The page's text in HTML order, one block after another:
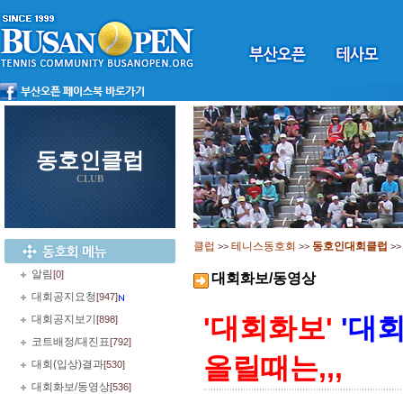
동호인클럽
CLUB
알림[0]
대회공지요청[947]
대회공지보기 [898]
코트배정/대진표[792]
대회(입상)결과[530]
대회화보/동영상[536]
클럽 >> 테니스동호회 >> 동호인대회클럽 >>
대회화보/동영상
'대회화보' '대
올릴때는,,,